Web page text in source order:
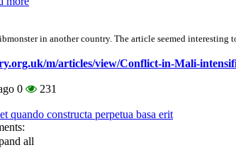
in another country. The article seemed interesting
m/articles/view/Conflict-in-Mali-
0
231
constructa perpetua basa erit
all